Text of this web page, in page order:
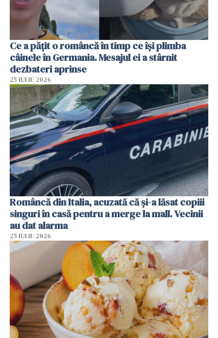
Ce a pățit o româncă în timp ce își plimba
câinele în Germania. Mesajul ei a stârnit
dezbateri aprinse
25 IULIE 2026
Româncă din Italia, acuzată că și-a lăsat copiii
singuri în casă pentru a merge la mall. Vecinii
au dat alarma
25 IULIE 2026